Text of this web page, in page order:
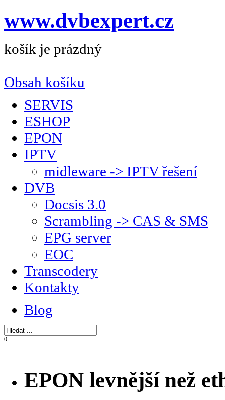
www.dvbexpert.cz
košík je prázdný
Obsah košíku
SERVIS
ESHOP
EPON
IPTV
midleware -> IPTV řešení
DVB
Docsis 3.0
Scrambling -> CAS & SMS
EPG server
EOC
Transcodery
Kontakty
Blog
0
EPON levnější než